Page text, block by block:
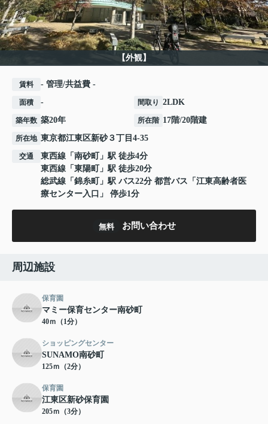
【外観】
賃料 - 管理/共益費 -
面積 - 間取り 2LDK
築年数 築20年 所在階 17階/20階建
所在地 東京都江東区新砂３丁目4-35
交通 東西線 「 南砂町
」駅 徒歩4分
東西線 「 東陽町
」駅 徒歩20分
総武線 「 錦糸町
」駅 バス22分 都営バス「江東高齢者医
療センター入口」 停歩1分
無料 お問い合わせ
周辺施設
保育園
マミー保育センター南砂町
40ｍ（1分）
ショッピングセンター
SUNAMO南砂町
125ｍ（2分）
保育園
江東区新砂保育園
205ｍ（3分）